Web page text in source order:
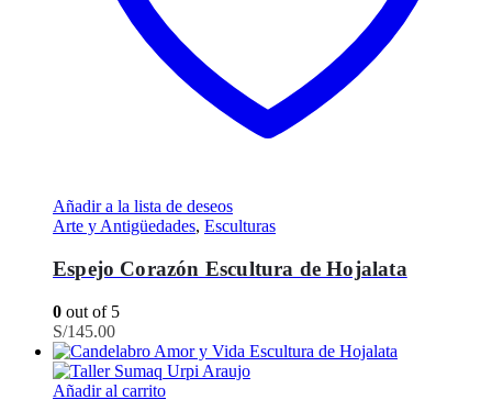
Añadir a la lista de deseos
Arte y Antigüedades, Esculturas
Espejo Corazón Escultura de Hojalata
0 out of 5
S/145.00
Añadir al carrito